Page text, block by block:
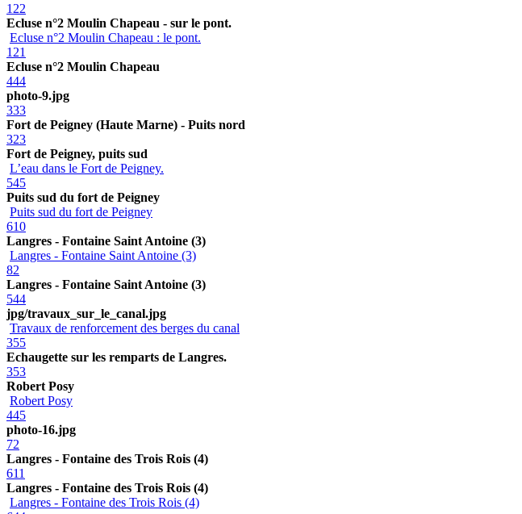
122
Ecluse n°2 Moulin Chapeau - sur le pont.
Ecluse n°2 Moulin Chapeau : le pont.
121
Ecluse n°2 Moulin Chapeau
444
photo-9.jpg
333
Fort de Peigney (Haute Marne) - Puits nord
323
Fort de Peigney, puits sud
L’eau dans le Fort de Peigney.
545
Puits sud du fort de Peigney
Puits sud du fort de Peigney
610
Langres - Fontaine Saint Antoine (3)
Langres - Fontaine Saint Antoine (3)
82
Langres - Fontaine Saint Antoine (3)
544
jpg/travaux_sur_le_canal.jpg
Travaux de renforcement des berges du canal
355
Echaugette sur les remparts de Langres.
353
Robert Posy
Robert Posy
445
photo-16.jpg
72
Langres - Fontaine des Trois Rois (4)
611
Langres - Fontaine des Trois Rois (4)
Langres - Fontaine des Trois Rois (4)